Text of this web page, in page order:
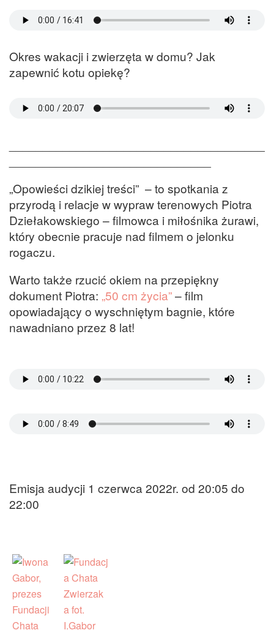
Okres wakacji i zwierzęta w domu? Jak
zapewnić kotu opiekę?
„Opowieści dzikiej treści” – to spotkania z
przyrodą i relacje w wypraw terenowych Piotra
Dziełakowskiego – filmowca i miłośnika żurawi,
który obecnie pracuje nad filmem o jelonku
rogaczu.
Warto także rzucić okiem na przepiękny
dokument Piotra: „50 cm życia”– film
opowiadający o wyschniętym bagnie, które
nawadniano przez 8 lat!
Emisja audycji 1 czerwca 2022r. od 20:05 do
22:00